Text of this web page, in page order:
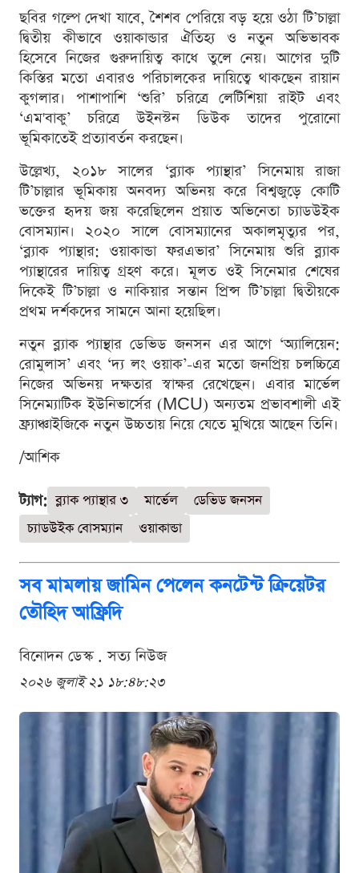
ছবির গল্পে দেখা যাবে, শৈশব পেরিয়ে বড় হয়ে ওঠা টি’চাল্লা
দ্বিতীয় কীভাবে ওয়াকান্ডার ঐতিহ্য ও নতুন অভিভাবক
হিসেবে নিজের গুরুদায়িত্ব কাধে তুলে নেয়। আগের দুটি
কিস্তির মতো এবারও পরিচালকের দায়িত্বে থাকছেন রায়ান
কুগলার। পাশাপাশি ‘শুরি’ চরিত্রে লেটিশিয়া রাইট এবং
‘এম'বাকু’ চরিত্রে উইনস্টন ডিউক তাদের পুরোনো
ভূমিকাতেই প্রত্যাবর্তন করছেন।
উল্লেখ্য, ২০১৮ সালের ‘ব্ল্যাক প্যান্থার’ সিনেমায় রাজা
টি’চাল্লার ভূমিকায় অনবদ্য অভিনয় করে বিশ্বজুড়ে কোটি
ভক্তের হৃদয় জয় করেছিলেন প্রয়াত অভিনেতা চ্যাডউইক
বোসম্যান। ২০২০ সালে বোসম্যানের অকালমৃত্যুর পর,
‘ব্ল্যাক প্যান্থার: ওয়াকান্ডা ফরএভার’ সিনেমায় শুরি ব্ল্যাক
প্যান্থারের দায়িত্ব গ্রহণ করে। মূলত ওই সিনেমার শেষের
দিকেই টি’চাল্লা ও নাকিয়ার সন্তান প্রিন্স টি’চাল্লা দ্বিতীয়কে
প্রথম দর্শকদের সামনে আনা হয়েছিল।
নতুন ব্ল্যাক প্যান্থার ডেভিড জনসন এর আগে ‘অ্যালিয়েন:
রোমুলাস’ এবং ‘দ্য লং ওয়াক’-এর মতো জনপ্রিয় চলচ্চিত্রে
নিজের অভিনয় দক্ষতার স্বাক্ষর রেখেছেন। এবার মার্ভেল
সিনেম্যাটিক ইউনিভার্সের (MCU) অন্যতম প্রভাবশালী এই
ফ্র্যাঞ্চাইজিকে নতুন উচ্চতায় নিয়ে যেতে মুখিয়ে আছেন তিনি।
/আশিক
ট্যাগ: ব্ল্যাক প্যান্থার ৩ মার্ভেল
ডেভিড জনসন
চ্যাডউইক বোসম্যান
ওয়াকান্ডা
সব মামলায় জামিন পেলেন কনটেন্ট ক্রিয়েটর
তৌহিদ আফ্রিদি
বিনোদন ডেস্ক . সত্য নিউজ
২০২৬ জুলাই ২১ ১৮:৪৮:২৩